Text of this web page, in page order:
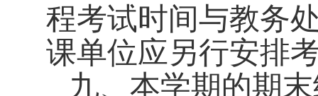
程考试时间与教务
课单位应另行安排
九、 本学期的期